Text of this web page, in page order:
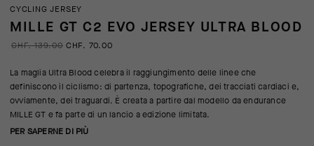
CYCLING JERSEY
MILLE GT C2 EVO JERSEY ULTRA BLOOD
CHF. 139.00 CHF. 70.00
La maglia Ultra Blood celebra il raggiungimento delle linee che
definiscono il ciclismo: di partenza, topografiche, dei tracciati cardiaci e,
ovviamente, dei traguardi. È creata a partire dal modello da endurance
MILLE GT e fa parte di un lancio a edizione limitata.
PER SAPERNE DI PIÙ